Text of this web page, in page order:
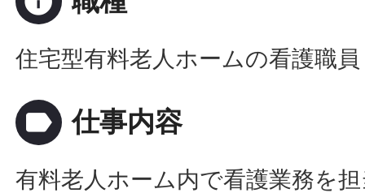
住宅型有料老人ホームの看護職員
label 仕事内容
有料老人ホーム内で看護業務を